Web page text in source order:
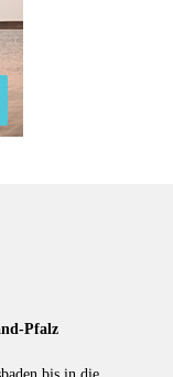
Pfalz